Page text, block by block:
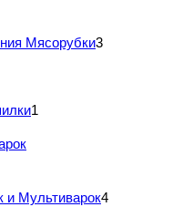
Мясорубки3
1
и Мультиварок4